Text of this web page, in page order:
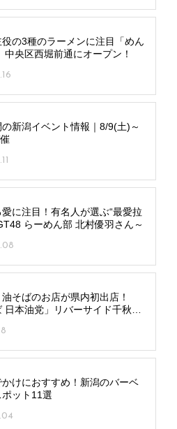
の3種のラーメンに注目「めん
中央区西堀前通にオープン！
新潟イベント情報｜8/9(土)～
に注目！有名人が選ぶ“最愛拉
らーめん部 北村優羽さん～
そばのお店が県内初出店！
日本油党」リバーサイド千秋に
かけにおすすめ！新潟のバーベ
ット11選